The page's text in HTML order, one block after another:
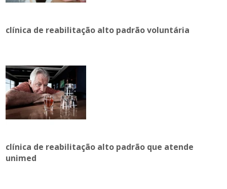
clínica de reabilitação alto padrão voluntária
clínica de reabilitação alto padrão que atende
unimed